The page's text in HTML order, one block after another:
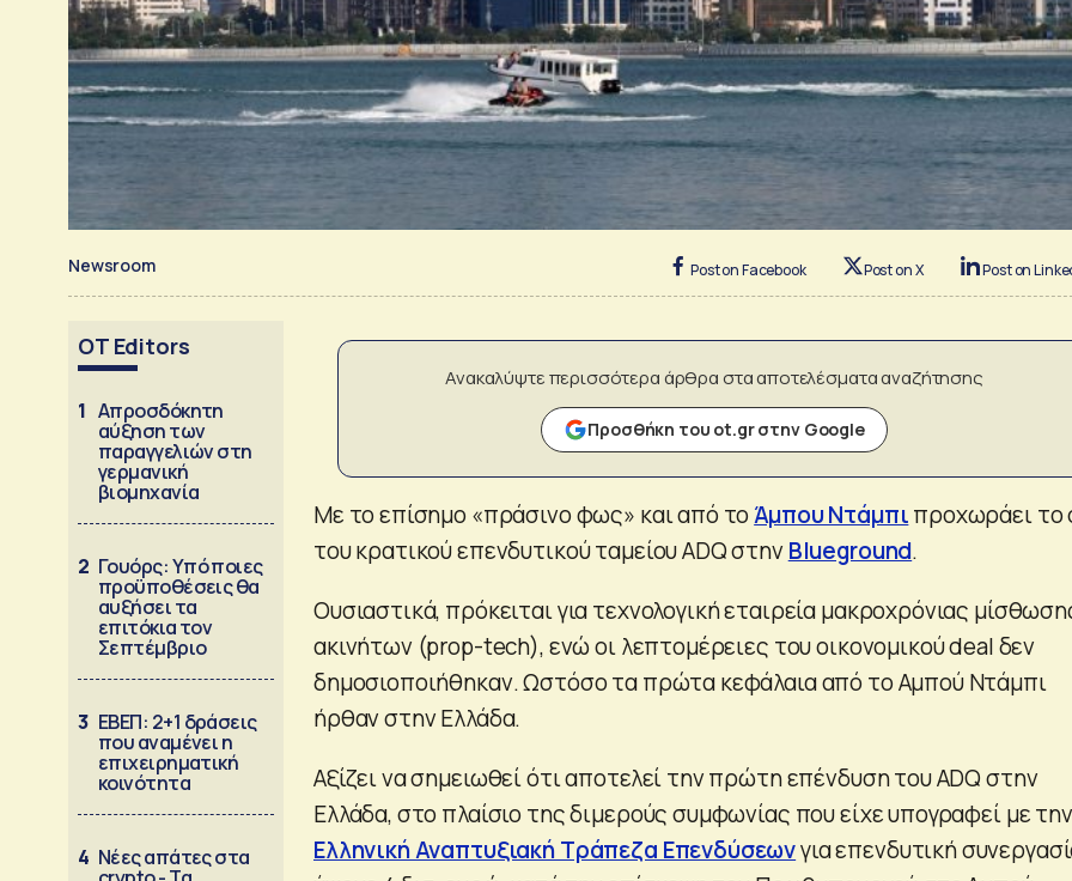
Newsroom Post on Facebook Post on X Post on
OT Editors
1 Απροσδόκητη
αύξηση των
παραγγελιών στη
γερμανική
βιομηχανία
2 Γουόρς: Υπό ποιες
προϋποθέσεις θα
αυξήσει τα
επιτόκια τον
Σεπτέμβριο
3 ΕΒΕΠ: 2+1 δράσεις
που αναμένει η
επιχειρηματική
κοινότητα
4 Νέες απάτες στα
Ανακαλύψτε περισσότερα άρθρα στα αποτελέσματα αναζήτησης
Προσθήκη του ot.gr στην Google
Με το επίσημο «πράσινο φως» και από τοΆμπου Ντάμπιπροχωράει το
του κρατικού επενδυτικού ταμείου ADQ στην Blueground.
Ουσιαστικά, πρόκειται για τεχνολογική εταιρεία μακροχρόνιας
ακινήτων (prop-tech), ενώ οι λεπτομέρειες του οικονομικού deal δεν
δημοσιοποιήθηκαν. Ωστόσο τα πρώτα κεφάλαια από το Αμπού Ντάμπι
ήρθαν στην Ελλάδα.
Αξίζει να σημειωθεί ότι αποτελεί την πρώτη επένδυση του ADQ στην
Ελλάδα, στο πλαίσιο της διμερούς συμφωνίας που είχε υπογραφεί με την
Ελληνική Αναπτυξιακή Τράπεζα Επενδύσεωνγια επενδυτική